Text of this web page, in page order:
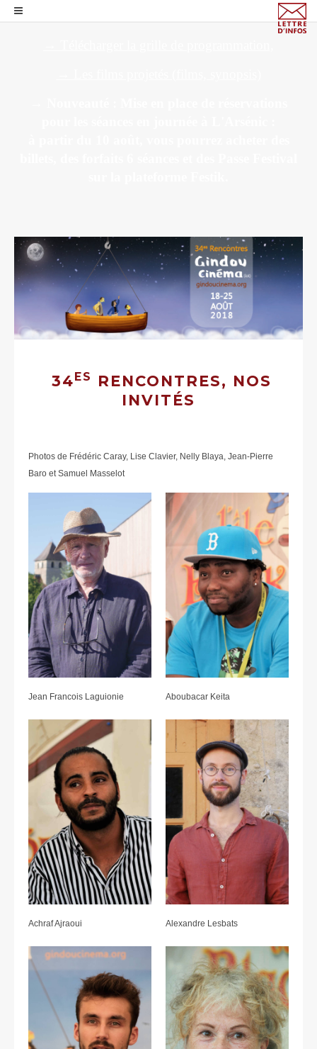
34 ES
RENCONTRES, NOS
INVITÉS
Photos de Frédéric Caray, Lise Clavier, Nelly Blaya, Jean-Pierre
Baro et Samuel Masselot
Jean Francois Laguionie Aboubacar Keita
Achraf Ajraoui Alexandre Lesbats